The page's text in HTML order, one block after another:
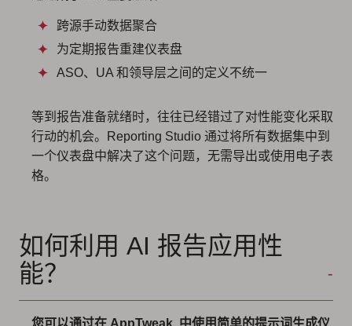
跨源手动数据聚合
为定期报告重建仪表盘
ASO、UA 和领导层之间的定义不统一
等到报告准备就绪时，往往已经错过了对性能变化采取
行动的机会。Reporting Studio 通过将所有数据集中到
一个仪表盘中解决了这个问题，无需导出或使用电子表
格。
如何利用 AI 报告应用性
能？